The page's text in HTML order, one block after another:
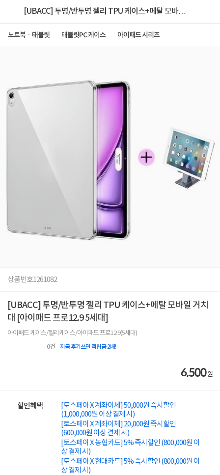
[UBACC] 투명/반투명 젤리 TPU 케이스+메탈 모바일
노트북ㆍ태블릿 태블릿PC 케이스 아이패드 시리즈
상품번호1261082
[UBACC] 투명/반투명 젤리 TPU 케이스+메탈 모바일 거치
대 [아이패드 프로12.9 5세대]
아이패드 케이스/젤리케이스/아이패드 프로12.9(5세대)
0건 지금 후기쓰면 적립금 2배!
6,500원
할인혜택
[토스페이 X 계좌이체] 50,000원 즉시할인
(1,000,000원 이상 결제 시)
[토스페이 X 계좌이체] 20,000원 즉시할인
(600,000원 이상 결제 시)
[토스페이 X 농협카드] 5% 즉시할인 (800,000원 이
상 결제 시)
[토스페이 X 현대카드] 5% 즉시할인 (800,000원 이
상 결제 시)